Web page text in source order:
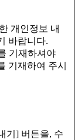
개인정보 내
바랍니다.
기재하셔야
기재하여 주시
기] 버튼을, 수